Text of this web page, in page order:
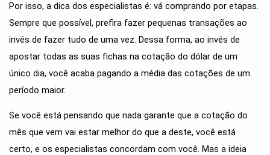
Por isso, a dica dos especialistas é: vá comprando por etapas.
Sempre que possível, prefira fazer pequenas transações ao
invés de fazer tudo de uma vez. Dessa forma, ao invés de
apostar todas as suas fichas na cotação do dólar de um
único dia, você acaba pagando a média das cotações de um
período maior.
Se você está pensando que nada garante que a cotação do
mês que vem vai estar melhor do que a deste, você está
certo, e os especialistas concordam com você. Mas a ideia